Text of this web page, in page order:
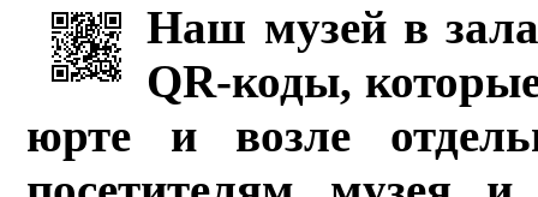
Наш музей в
QR-коды,
юрте и возле